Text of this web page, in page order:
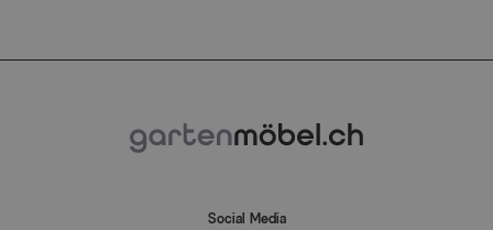
Social Media